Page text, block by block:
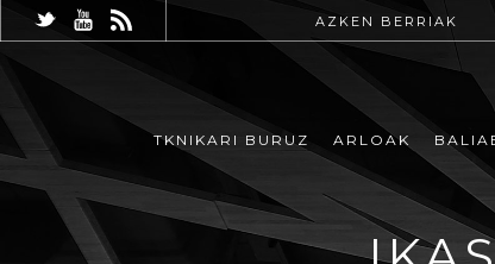
AZKEN BERRIAK
TKNIKARI BURUZ ARLOAK